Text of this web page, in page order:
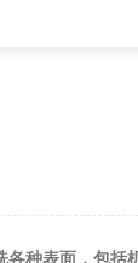
种表面，包括